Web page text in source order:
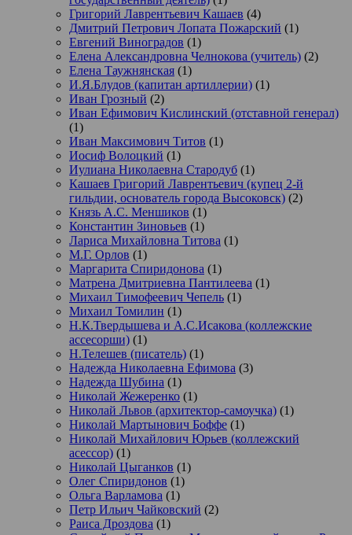
Григорий Лаврентьевич Кашаев (4)
Дмитрий Петрович Лопата Пожарский (1)
Евгений Виноградов (1)
Елена Александровна Челнокова (учитель) (2)
Елена Таужнянская (1)
И.Я.Блудов (капитан артиллерии) (1)
Иван Грозный (2)
Иван Ефимович Кислинский (отставной генерал)
(1)
Иван Максимович Титов (1)
Иосиф Волоцкий (1)
Иулиана Николаевна Стародуб (1)
Кашаев Григорий Лаврентьевич (купец 2-й
гильдии, основатель города Высоковск) (2)
Князь А.С. Меншиков (1)
Константин Зиновьев (1)
Лариса Михайловна Титова (1)
М.Г. Орлов (1)
Маргарита Спиридонова (1)
Матрена Дмитриевна Пантилеева (1)
Михаил Тимофеевич Чепель (1)
Михаил Томилин (1)
Н.К.Твердышева и А.С.Исакова (коллежские
ассесорши) (1)
Н.Телешев (писатель) (1)
Надежда Николаевна Ефимова (3)
Надежда Шубина (1)
Николай Жежеренко (1)
Николай Львов (архитектор-самоучка) (1)
Николай Мартынович Боффе (1)
Николай Михайлович Юрьев (коллежский
асессор) (1)
Николай Цыганков (1)
Олег Спиридонов (1)
Ольга Варламова (1)
Петр Ильич Чайковский (2)
Раиса Дроздова (1)